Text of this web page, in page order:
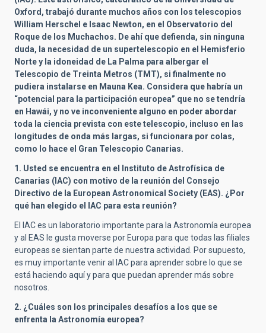
Oxford, trabajó durante muchos años con los telescopios
William Herschel e Isaac Newton, en el Observatorio del
Roque de los Muchachos. De ahí que defienda, sin ninguna
duda, la necesidad de un supertelescopio en el Hemisferio
Norte y la idoneidad de La Palma para albergar el
Telescopio de Treinta Metros (TMT), si finalmente no
pudiera instalarse en Mauna Kea. Considera que habría un
“potencial para la participación europea” que no se tendría
en Hawái, y no ve inconveniente alguno en poder abordar
toda la ciencia prevista con este telescopio, incluso en las
longitudes de onda más largas, si funcionara por colas,
como lo hace el Gran Telescopio Canarias.
1. Usted se encuentra en el Instituto de Astrofísica de
Canarias (IAC) con motivo de la reunión del Consejo
Directivo de la European Astronomical Society (EAS). ¿Por
qué han elegido el IAC para esta reunión?
El IAC es un laboratorio importante para la Astronomía europea
y al EAS le gusta moverse por Europa para que todas las filiales
europeas se sientan parte de nuestra actividad. Por supuesto,
es muy importante venir al IAC para aprender sobre lo que se
está haciendo aquí y para que puedan aprender más sobre
nosotros.
2. ¿Cuáles son los principales desafíos a los que se
enfrenta la Astronomía europea?